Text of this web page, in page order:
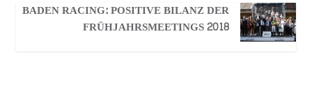
BADEN RACING: POSITIVE BILANZ DER
FRÜHJAHRSMEETINGS 2018